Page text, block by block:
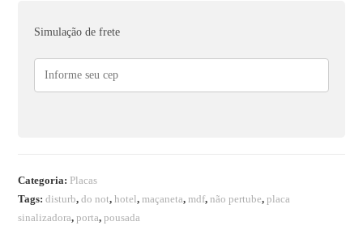
Simulação de frete
Categoria: Placas
Tags:disturb,do not,hotel,maçaneta,mdf,não pertube,placa
sinalizadora,porta,pousada